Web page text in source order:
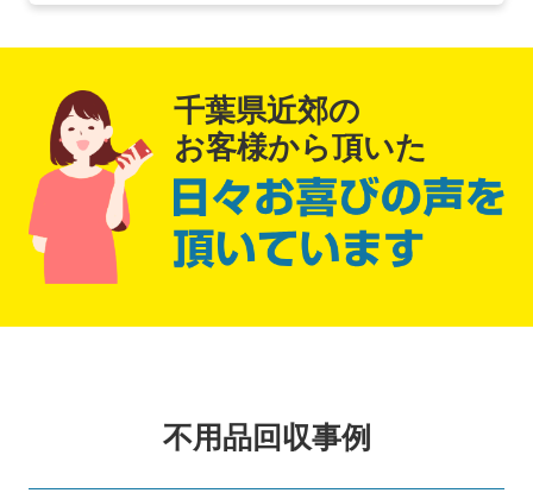
千葉県近郊の
お客様から頂いた
不用品回収事例